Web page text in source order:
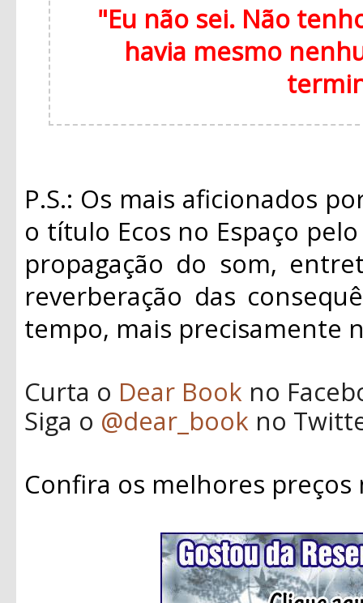
"Eu não sei. Não
havia mesmo
P.S.: Os mais aficionados
o título Ecos no Espaço
propagação do som,
reverberação das
tempo, mais precisamente
Curta o Dear Book no
Siga o @dear_book no
Confira os melhores preços